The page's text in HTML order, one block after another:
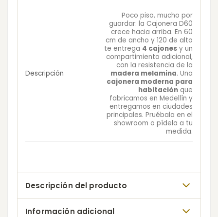
Descripción
Poco piso, mucho por
guardar: la Cajonera D60
crece hacia arriba. En 60
cm de ancho y 120 de alto
te entrega 4 cajones y un
compartimiento adicional,
con la resistencia de la
madera melamina. Una
cajonera moderna para
habitación que
fabricamos en Medellín y
entregamos en ciudades
principales. Pruébala en el
showroom o pídela a tu
medida.
Descripción del producto
Información adicional